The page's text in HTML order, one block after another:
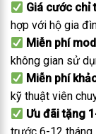
Giá cước chỉ
hợp với hộ gia
Miễn phí
không gian sử
Miễn phí
kỹ thuật viên
Ưu đãi tặng